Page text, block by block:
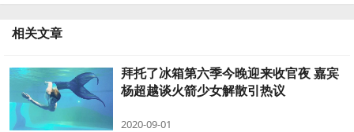
相关文章
拜托了冰箱第六季今晚迎来收官夜 嘉宾
杨超越谈火箭少女解散引热议
2020-09-01